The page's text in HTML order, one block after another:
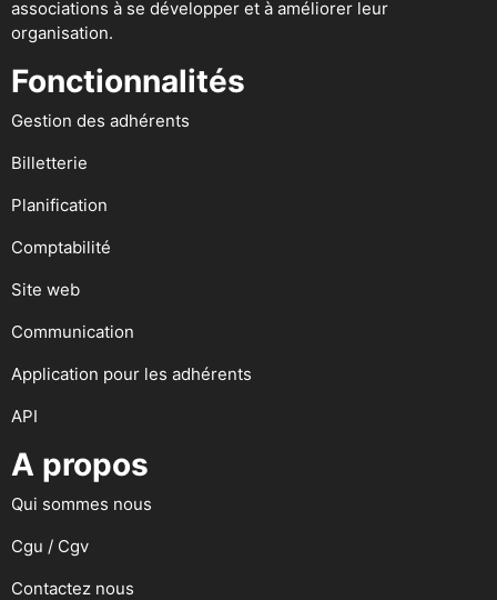
associations à se développer et à améliorer leur
organisation.
Fonctionnalités
Gestion des adhérents
Billetterie
Planification
Comptabilité
Site web
Communication
Application pour les adhérents
API
A propos
Qui sommes nous
Cgu / Cgv
Contactez nous